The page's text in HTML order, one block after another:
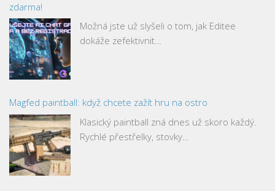
zdarma!
Možná jste už slyšeli o tom, jak Editee
dokáže zefektivnit…
Magfed paintball: když chcete zažít hru na ostro
Klasický paintball zná dnes už skoro každý.
Rychlé přestřelky, stovky…